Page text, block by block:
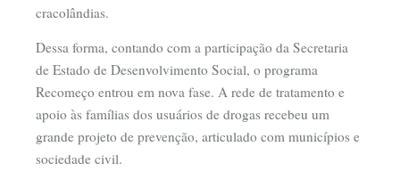
cracolândias.
Dessa forma, contando com a participação da Secretaria
de Estado de Desenvolvimento Social, o programa
Recomeço entrou em nova fase. A rede de tratamento e
apoio às famílias dos usuários de drogas recebeu um
grande projeto de prevenção, articulado com municípios e
sociedade civil.